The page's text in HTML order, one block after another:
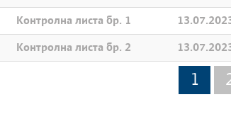
Контролна листа бр. 1
Контролна листа бр. 2
1